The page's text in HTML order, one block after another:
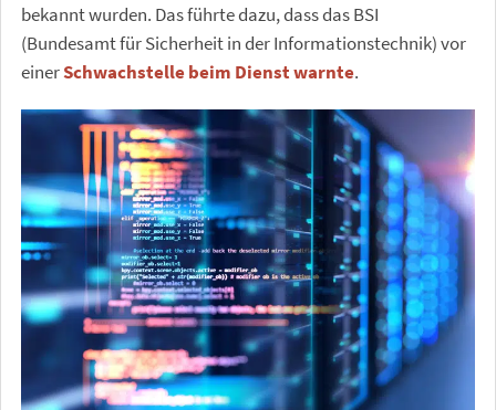
bekannt wurden. Das führte dazu, dass das BSI
(Bundesamt für Sicherheit in der Informationstechnik) vor
einerSchwachstelle beim Dienst warnte.